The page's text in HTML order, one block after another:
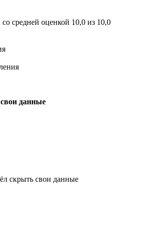
средней оценкой 10,0 из 10,0
данные
скрыть свои данные